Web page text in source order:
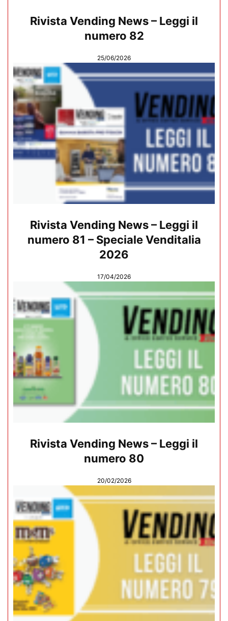
Rivista Vending News – Leggi il
numero 82
25/06/2026
Rivista Vending News – Leggi il
numero 81 – Speciale Venditalia
2026
17/04/2026
Rivista Vending News – Leggi il
numero 80
20/02/2026